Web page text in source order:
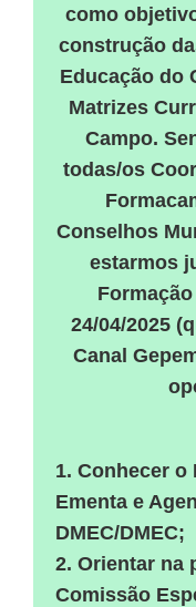
como
construção
Educação do
Matrizes
Campo.
todas/os
Conselhos
estarmos
24/04/2025
Canal
1. Conhecer o
Ementa e
DMEC/DMEC;
2. Orientar na
Comissão